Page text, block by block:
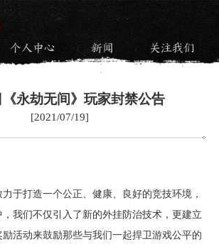
个人中心 / 新闻 / 关注我们
《永劫无间》玩家封禁公告
[2021/07/19]
打造一个公正、健康、良好的竞技环境，
我们不仅引入了新的外挂防治技术，更建立
活动来鼓励那些与我们一起捍卫游戏公平的